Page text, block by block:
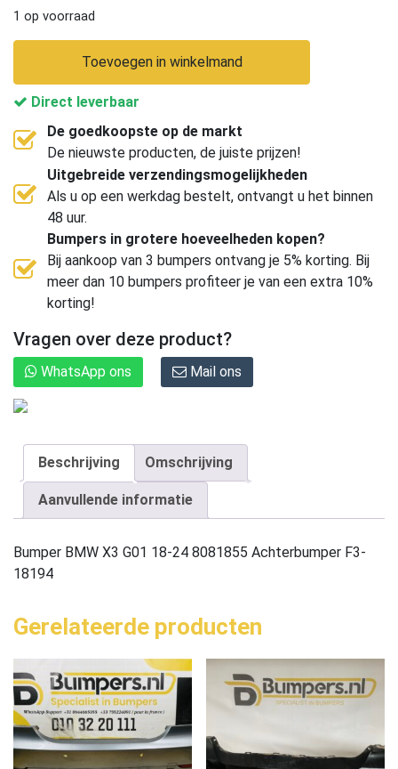
1 op voorraad
Toevoegen in winkelmand
Direct leverbaar
De goedkoopste op de markt
De nieuwste producten, de juiste prijzen!
Uitgebreide verzendingsmogelijkheden
Als u op een werkdag bestelt, ontvangt u het binnen
48 uur.
Bumpers in grotere hoeveelheden kopen?
Bij aankoop van 3 bumpers ontvang je 5% korting. Bij
meer dan 10 bumpers profiteer je van een extra 10%
korting!
Vragen over deze product?
WhatsApp ons Mail ons
Beschrijving Omschrijving
Aanvullende informatie
Bumper BMW X3 G01 18-24 8081855 Achterbumper F3-
18194
Gerelateerde producten